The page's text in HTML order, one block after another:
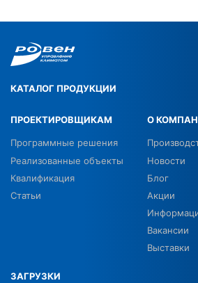
КАТАЛОГ ПРОДУКЦИИ
ПРОЕКТИРОВЩИКАМ
Программные решения
Реализованные объекты
Квалификация
Статьи
О
Новости
Блог
Акции
Вакансии
Выставки
ЗАГРУЗКИ